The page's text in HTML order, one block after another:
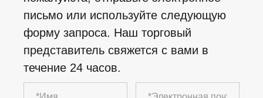
письмо или используйте следующую
форму запроса. Наш торговый
представитель свяжется с вами в
течение 24 часов.